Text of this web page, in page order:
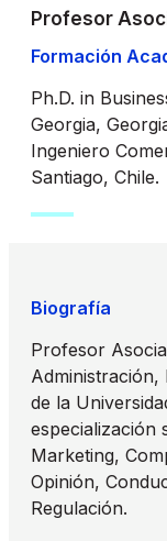
Profesor
Formación
Ph.D. in
Georgia,
Ingeniero
Santiago, Chile.
Biografía
Profesor
Administración,
de la
especialización
Marketing,
Opinión,
Regulación.